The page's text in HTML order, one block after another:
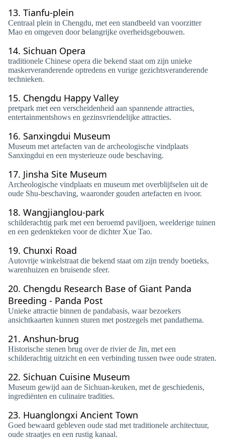
13. Tianfu-plein
Centraal plein in Chengdu, met een standbeeld van voorzitter
Mao en omgeven door belangrijke overheidsgebouwen.
14. Sichuan Opera
traditionele Chinese opera die bekend staat om zijn unieke
maskerveranderende optredens en vurige gezichtsveranderende
technieken.
15. Chengdu Happy Valley
pretpark met een verscheidenheid aan spannende attracties,
entertainmentshows en gezinsvriendelijke attracties.
16. Sanxingdui Museum
Museum met artefacten van de archeologische vindplaats
Sanxingdui en een mysterieuze oude beschaving.
17. Jinsha Site Museum
Archeologische vindplaats en museum met overblijfselen uit de
oude Shu-beschaving, waaronder gouden artefacten en ivoor.
18. Wangjianglou-park
schilderachtig park met een beroemd paviljoen, weelderige tuinen
en een gedenkteken voor de dichter Xue Tao.
19. Chunxi Road
Autovrije winkelstraat die bekend staat om zijn trendy boetieks,
warenhuizen en bruisende sfeer.
20. Chengdu Research Base of Giant Panda
Breeding - Panda Post
Unieke attractie binnen de pandabasis, waar bezoekers
ansichtkaarten kunnen sturen met postzegels met pandathema.
21. Anshun-brug
Historische stenen brug over de rivier de Jin, met een
schilderachtig uitzicht en een verbinding tussen twee oude straten.
22. Sichuan Cuisine Museum
Museum gewijd aan de Sichuan-keuken, met de geschiedenis,
ingrediënten en culinaire tradities.
23. Huanglongxi Ancient Town
Goed bewaard gebleven oude stad met traditionele architectuur,
oude straatjes en een rustig kanaal.